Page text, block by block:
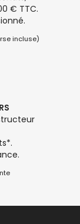
€ TTC.
incluse)